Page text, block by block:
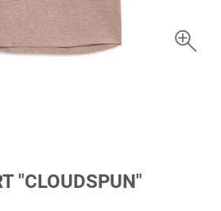
"CLOUDSPUN"